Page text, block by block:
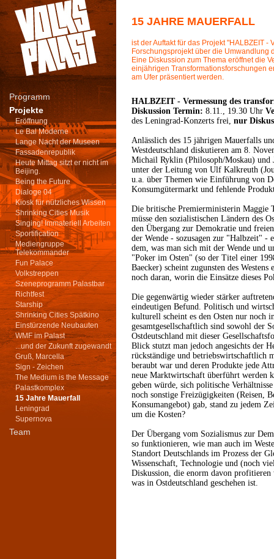
Programm
Projekte
Eröffnung
Le Bal Moderne
Lange Nacht der Museen
Fassadenrepublik
Heute Mittag sitzt er nicht im
Beijing.
Being the Future
Dialoge 04
Kiosk für nützliches Wissen
Shrinking Cities Musik
Singing! Immateriell Arbeiten
Sportification
Mediengruppe
Telekommander
Fun Palace
Volkstreppen
Szeneprogramm Palastbar
Richtfest
Starship
Shrinking Cities Spätkino
Einstürzende Neubauten
WMF im Palast
...und der Zukunft zugewandt
Gruß, Marcella
Sign - Zeichen
The Medium is the Message
Palastkomplex
15 Jahre Mauerfall
Leningrad
Supernova
Team
15 JAHRE MAUERFALL
ist der Auftakt für das Projekt "HALBZEIT
Forschungsprojekt über die Umwandlung
Eine Diskussion zum Thema eröffnet die
einjährigen Transformationsforschungen
am Ufer präsentiert werden.
HALBZEIT - Vermessung des
Diskussion Termin: 8.11., 19.30 Uhr
des Leningrad-Konzerts frei, nur
Anlässlich des 15 jährigen Mauerfalls
Westdeutschland diskutieren am 8.
Michail Ryklin (Philosoph/Moskau) und
unter der Leitung von Ulf Kalkreuth
u.a. über Themen wie Einführung von
Konsumgütermarkt und fehlende
Die britische Premierministerin Maggie
müsse den sozialistischen Ländern des
den Übergang zur Demokratie und
der Wende - sozusagen zur "Halbzeit" -
dem, was man sich mit der Wende und
"Poker im Osten" (so der Titel einer
Baecker) scheint zugunsten des
noch daran, worin die Einsätze dieses
Die gegenwärtig wieder stärker
eindeutigen Befund. Politisch und
kulturell scheint es den Osten nur noch
gesamtgesellschaftlich sind sowohl der
Ostdeutschland mit dieser
Blick stutzt man jedoch angesichts der
rückständige und betriebswirtschaftlich
beraubt war und deren Produkte jede
neue Marktwirtschaft überführt werden
geben würde, sich politische
noch sonstige Freizügigkeiten (Reisen,
Konsumangebot) gab, stand zu jedem
um die Kosten?
Der Übergang vom Sozialismus zur
so funktionieren, wie man auch im
Standort Deutschlands im Prozess der
Wissenschaft, Technologie und (noch
Diskussion, die enorm davon profitieren
was in Ostdeutschland geschehen ist.